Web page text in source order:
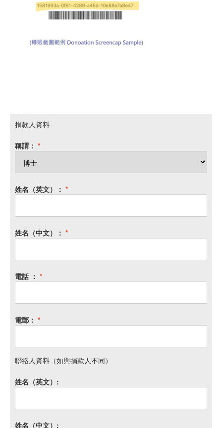
捐款人資料
稱謂： *
姓名（英文）： *
姓名（中文）： *
電話 ： *
電郵： *
聯絡人資料（如與捐款人不同）
姓名（英文）:
姓名（中文）: